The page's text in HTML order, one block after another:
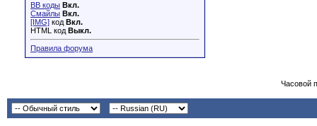
BB коды Вкл.
Смайлы Вкл.
[IMG] код Вкл.
HTML код Выкл.
Правила форума
Часовой